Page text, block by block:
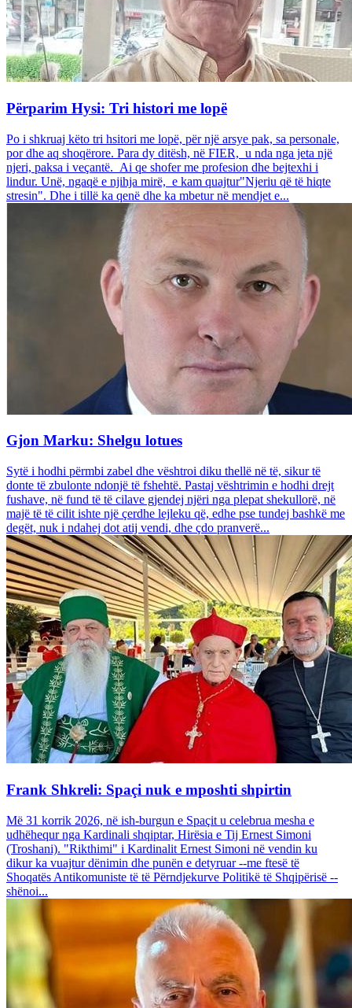
Përparim Hysi: Tri histori me lopë
Po i shkruaj këto tri hsitori me lopë, për një arsye pak, sa personale,
por dhe aq shoqërore. Para dy ditësh, në FIER, u nda nga jeta një
njeri, paksa i veçantë. Ai qe shofer me profesion dhe bejtexhi i
lindur. Unë, ngaqë e njihja mirë, e kam quajtur"Njeriu që të hiqte
stresin". Dhe i tillë ka qenë dhe ka mbetur në mendjet e...
Gjon Marku: Shelgu lotues
Sytë i hodhi përmbi zabel dhe vështroi diku thellë në të, sikur të
donte të zbulonte ndonjë të fshehtë. Pastaj vështrimin e hodhi drejt
fushave, në fund të të cilave gjendej njëri nga plepat shekullorë, në
majë të të cilit ishte një çerdhe lejleku që, edhe pse tundej bashkë me
degët, nuk i ndahej dot atij vendi, dhe çdo pranverë...
Frank Shkreli: Spaçi nuk e mposhti shpirtin
Më 31 korrik 2026, në ish-burgun e Spaçit u celebrua mesha e
udhëhequr nga Kardinali shqiptar, Hirësia e Tij Ernest Simoni
(Troshani). "Rikthimi" i Kardinalit Ernest Simoni në vendin ku
dikur ka vuajtur dënimin dhe punën e detyruar --me ftesë të
Shoqatës Antikomuniste të të Përndjekurve Politikë të Shqipërisë --
shënoi...